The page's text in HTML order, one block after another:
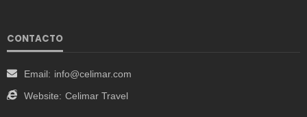
CONTACTO
Email: info@celimar.com
Website: Celimar Travel